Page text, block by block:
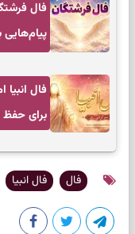
پیام‌هایی
برای حفظ
فال فال انبیا